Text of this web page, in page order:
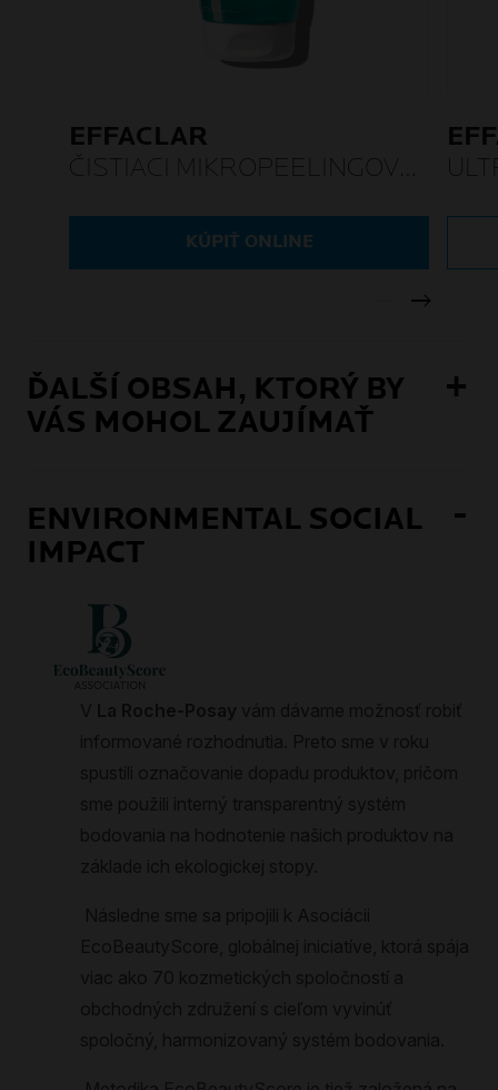
EFFACLAR
ČISTIACI MIKROPEELINGOVÝ
KÚPIŤ ONLINE
ĎALŠÍ OBSAH, KTORÝ BY
VÁS MOHOL ZAUJÍMAŤ
ENVIRONMENTAL SOCIAL
IMPACT